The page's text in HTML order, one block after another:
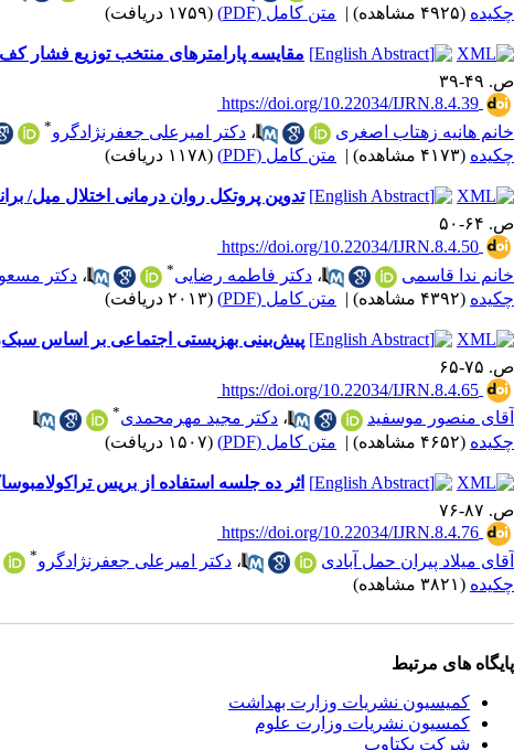
چکیده (۴۹۲۵ مشاهده) | متن کامل (PDF) (۱۷۵۹ دریافت)
مقایسه پارامترهای منتخب توزیع فشار
ص. ۴۹-۳۹
‎ https://doi.org/10.22034/IJRN.8.4.39
خانم هانیه زهتاب اصغری
، دکتر امیرعلی جعفرنژادگرو*
چکیده (۴۱۷۳ مشاهده) | متن کامل (PDF) (۱۱۷۸ دریافت)
تدوین پروتکل روان درمانی اختلال میل/
ص. ۶۴-۵۰
‎ https://doi.org/10.22034/IJRN.8.4.50
خانم ندا قاسمی
، دکتر فاطمه رضایی* ، دکتر
چکیده (۴۳۹۲ مشاهده) | متن کامل (PDF) (۲۰۱۳ دریافت)
پیش‌بینی بهزیستی اجتماعی بر اساس
ص. ۷۵-۶۵
‎ https://doi.org/10.22034/IJRN.8.4.65
آقای منصور موسفید
، دکتر مجید مهرمحمدی*
چکیده (۴۶۵۲ مشاهده) | متن کامل (PDF) (۱۵۰۷ دریافت)
اثر ده جلسه استفاده از بریس
ص. ۸۷-۷۶
‎ https://doi.org/10.22034/IJRN.8.4.76
آقای میلاد پیران حمل آبادی
، دکتر امیرعلی جعفرنژادگرو*
چکیده (۳۸۲۱ مشاهده)
پایگاه های مرتبط
کمیسیون نشریات وزارت بهداشت
کمسیون نشریات وزارت علوم
شرکت یکتاوب